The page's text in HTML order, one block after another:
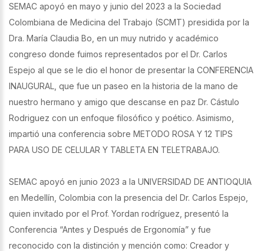
SEMAC apoyó en mayo y junio del 2023 a la Sociedad
Colombiana de Medicina del Trabajo (SCMT) presidida por la
Dra. María Claudia Bo, en un muy nutrido y académico
congreso donde fuimos representados por el Dr. Carlos
Espejo al que se le dio el honor de presentar la CONFERENCIA
INAUGURAL, que fue un paseo en la historia de la mano de
nuestro hermano y amigo que descanse en paz Dr. Cástulo
Rodriguez con un enfoque filosófico y poético. Asimismo,
impartió una conferencia sobre METODO ROSA Y 12 TIPS
PARA USO DE CELULAR Y TABLETA EN TELETRABAJO.
SEMAC apoyó en junio 2023 a la UNIVERSIDAD DE ANTIOQUIA
en Medellín, Colombia con la presencia del Dr. Carlos Espejo,
quien invitado por el Prof. Yordan rodríguez, presentó la
Conferencia “Antes y Después de Ergonomía” y fue
reconocido con la distinción y mención como: Creador y